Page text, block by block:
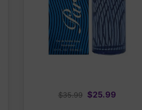
$35.99
Original
$25.99Current